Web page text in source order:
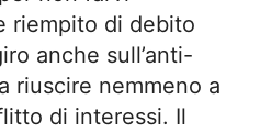
riempito di debito
anche sull’anti-
riuscire nemmeno a
di interessi. Il